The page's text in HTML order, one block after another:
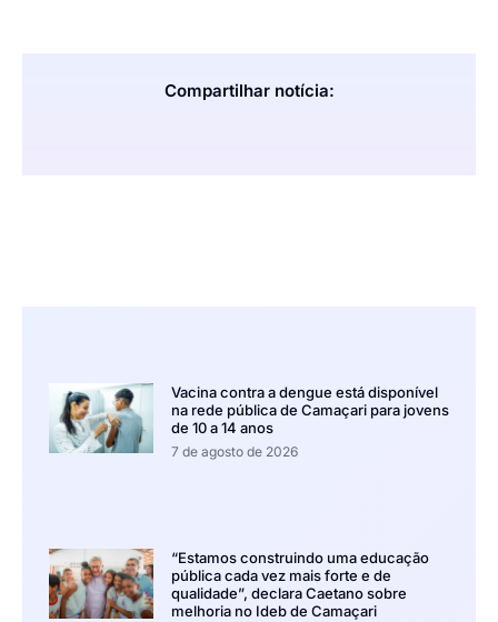
Compartilhar notícia:
Vacina contra a dengue está disponível
na rede pública de Camaçari para jovens
de 10 a 14 anos
7 de agosto de 2026
“Estamos construindo uma educação
pública cada vez mais forte e de
qualidade”, declara Caetano sobre
melhoria no Ideb de Camaçari